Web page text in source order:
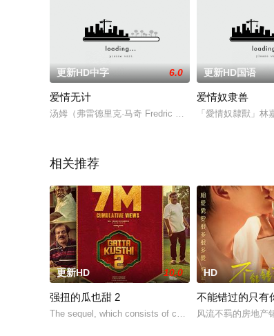
更新HD中字 6.0
爱情无计
汤姆（弗雷德里克·马奇 Fredric March 饰）是一名内心
更新HD国语
爱情奴隶兽
「愛情奴隸獸」
相关推荐
更新HD 10.0
强扭的瓜也甜 2
The sequel, which consists of consecutive events
HD
不能错过的只有
风流不羁的房地产